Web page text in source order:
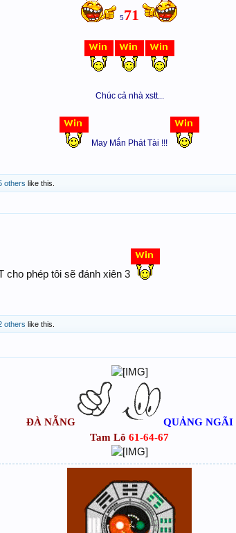
571
Chúc cả nhà xstt...
May Mắn Phát Tài !!!
others like this.
cho phép tôi sẽ đánh xiên 3
others like this.
ĐÀ NẴNG
QUẢNG NGÃI
Tam Lô 61-64-67